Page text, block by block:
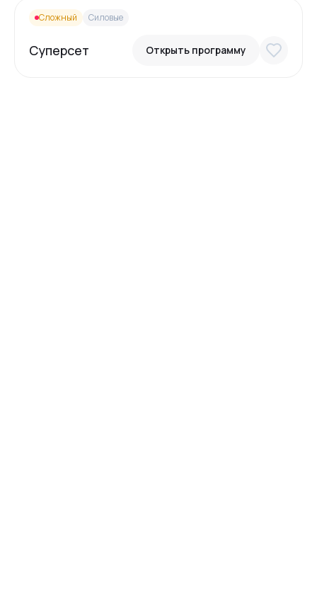
Сложный Силовые
Суперсет Открыть программу